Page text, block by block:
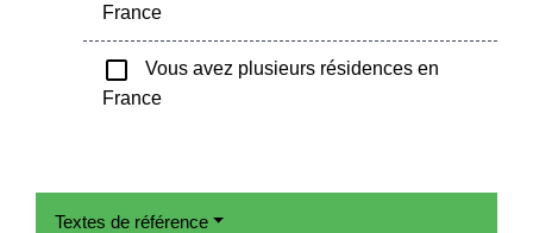
France
check_box_outline_blank
Vous avez plusieurs résidences en
France
Textes de référence